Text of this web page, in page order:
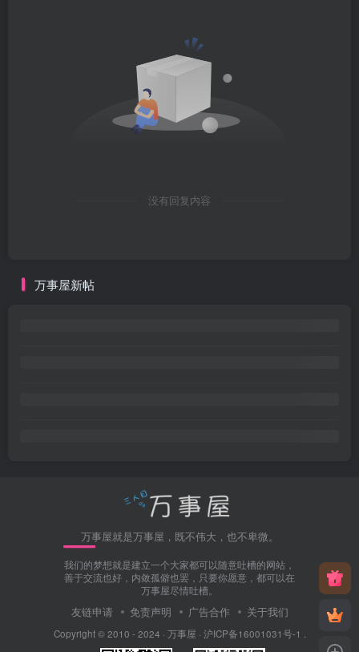
没有回复内容
万事屋新帖
万事屋就是万事屋，既不伟大，也不卑微。
我们的梦想就是建立一个大家都可以随意吐槽的网站，
善于交流也好，内敛孤僻也罢，只要你愿意，都可以在
万事屋尽情吐槽。
友链申请 免责声明 广告合作 关于我们
Copyright © 2010 - 2024 · 万事屋 · 沪ICP备16001031号-1